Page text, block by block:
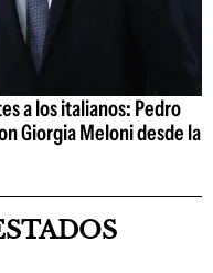
a los italianos: Pedro
Giorgia Meloni desde la